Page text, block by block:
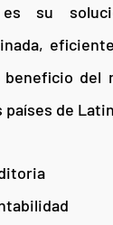
su
beneficio del
países de